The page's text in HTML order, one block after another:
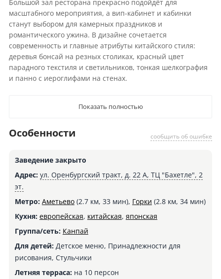
Большой зал ресторана прекрасно подойдёт для
масштабного мероприятия, а вип-кабинет и кабинки
станут выбором для камерных праздников и
романтического ужина. В дизайне сочетается
современность и главные атрибуты китайского стиля:
деревья бонсай на резных столиках, красный цвет
парадного текстиля и светильников, тонкая шелкография
и панно с иероглифами на стенах.
Показать полностью
сообщить об ошибке
Особенности
Заведение закрыто
Адрес: ул. Оренбургский тракт, д. 22 А, ТЦ "Бахетле", 2
эт.
Метро: Аметьево(2.7 км, 33 мин), Горки (2.8 км, 34 мин)
Кухня: европейская, китайская, японская
Группа/сеть: Канпай
Для детей:Детское меню, Принадлежности для
рисования, Стульчики
Летняя терраса:на 10 персон